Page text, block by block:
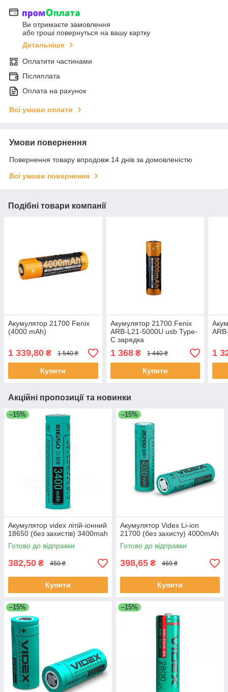
Ви отримаєте замовлення
або гроші повернуться на вашу картку
Детальніше
Оплатити частинами
Післяплата
Оплата на рахунок
Всі умови оплати
Умови повернення
Повернення товару впродовж 14 днів за домовленістю
Всі умови повернення
Подібні товари компанії
Акумулятор 21700 Fenix
(4000 mAh)
1 339,80 ₴ 1 540 ₴
Купити
Акумулятор 21700 Fenix
ARB-L21-5000U usb Type-
C зарядка
1 368₴ 1 440 ₴
Купити
1
Акційні пропозиції та новинки
–15%
Акумулятор videx літій-іонний
18650 (без захистів) 3400mah
Готово до відправки
382,50 ₴ 450 ₴
Купити
–15%
Акумулятор Videx Li-ion
21700 (без захисту) 4000mAh
Готово до відправки
398,65 ₴ 469 ₴
Купити
–15% –15%